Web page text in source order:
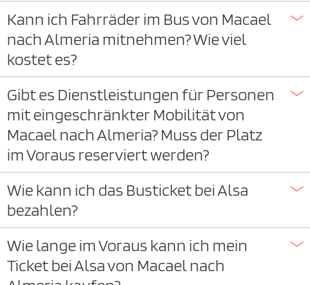
Kann ich Fahrräder im Bus von Macael
nach Almeria mitnehmen? Wie viel
kostet es?
Gibt es Dienstleistungen für Personen
mit eingeschränkter Mobilität von
Macael nach Almeria? Muss der Platz
im Voraus reserviert werden?
Wie kann ich das Busticket bei Alsa
bezahlen?
Wie lange im Voraus kann ich mein
Ticket bei Alsa von Macael nach